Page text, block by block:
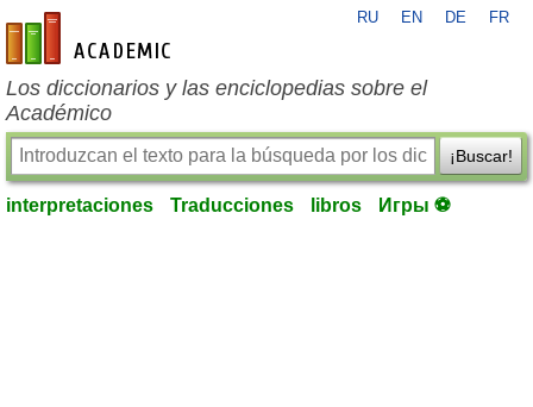
es-academic.com
RU EN DE FR
Los diccionarios y las enciclopedias sobre el
Académico
¡Buscar!
interpretaciones Traducciones libros Игры ⚽